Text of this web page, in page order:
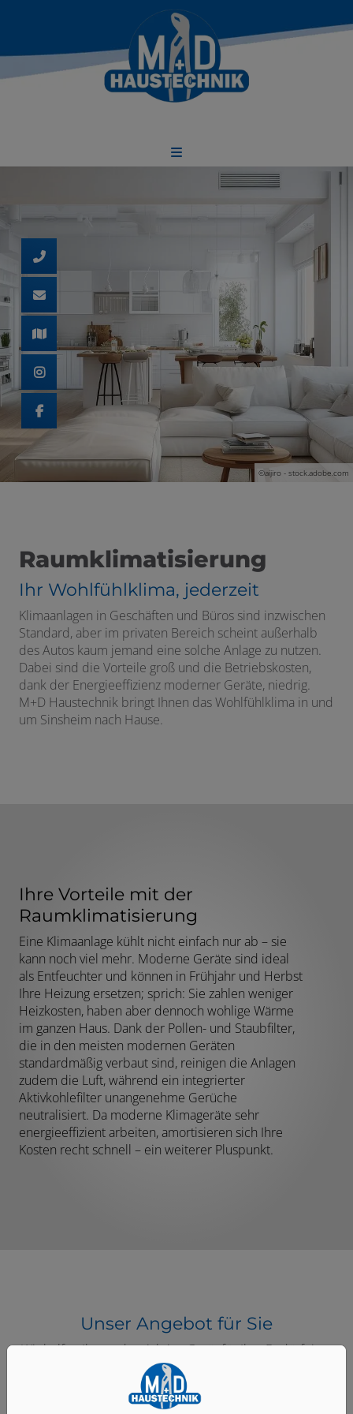
©aijiro - stock.adobe.com
Raumklimatisierung
Ihr Wohlfühlklima, jederzeit
Klimaanlagen in Geschäften und Büros sind inzwischen
Standard, aber im privaten Bereich scheint außerhalb
des Autos kaum jemand eine solche Anlage zu nutzen.
Dabei sind die Vorteile groß und die Betriebskosten,
dank der Energieeffizienz moderner Geräte, niedrig.
M+D Haustechnik bringt Ihnen das Wohlfühlklima in und
um Sinsheim nach Hause.
Ihre Vorteile mit der
Raumklimatisierung
Eine Klimaanlage kühlt nicht einfach nur ab – sie
kann noch viel mehr. Moderne Geräte sind ideal
als Entfeuchter und können in Frühjahr und Herbst
Ihre Heizung ersetzen; sprich: Sie zahlen weniger
Heizkosten, haben aber dennoch wohlige Wärme
im ganzen Haus. Dank der Pollen- und Staubfilter,
die in den meisten modernen Geräten
standardmäßig verbaut sind, reinigen die Anlagen
zudem die Luft, während ein integrierter
Aktivkohlefilter unangenehme Gerüche
neutralisiert. Da moderne Klimageräte sehr
energieeffizient arbeiten, amortisieren sich Ihre
Kosten recht schnell – ein weiterer Pluspunkt.
Unser Angebot für Sie
Wir helfen Ihnen, das richtige Gerät für Ihre Bedürfnisse
zu finden, liefern es zu Ihnen und installieren alles.
Natürlich kümmern wir uns auch um die regelmäßige
Wartung, damit Ihr Klimagerät lange zuverlässig
schließen
und schließen